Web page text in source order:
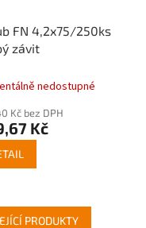
FN 4,2x75/250ks
závit
nedostupné
Kč bez DPH
Kč
PRODUKTY